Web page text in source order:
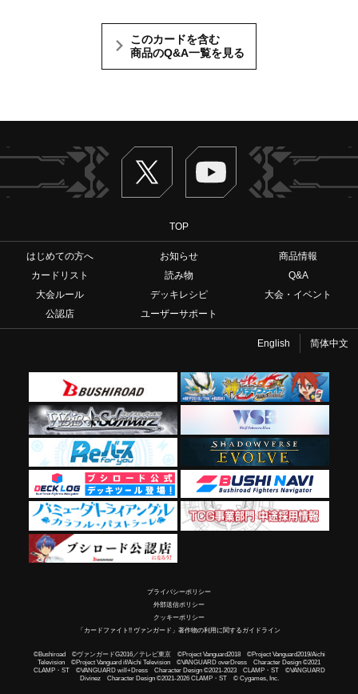
このカードを含む
商品のQ&A一覧を見る
Twitter ヴァンガードch
TOP
はじめての方へ お知らせ
商品情報
カードリスト
読み物
Q&A
大会ルール
デッキレシピ
大会・イベント
公認店
ユーザーサポート
English 简体中文
プライバシーポリシー
外部送信ポリシー
クッキーポリシー
「カードファイト!! ヴァンガード」著作物の利用に関するガイドライン
©Bushiroad ©ヴァンガードG2016／テレビ東京 ©Project Vanguard2018 ©Project Vanguard2019/Aichi
Television ©Project Vanguard if/Aichi Television ©VANGUARD overDress Character Design ©2021
CLAMP・ST ©VANGUARD will+Dress Character Design ©2021-2023 CLAMP・ST ©VANGUARD
Divinez Character Design ©2021-2026 CLAMP・ST © Cygames, Inc.